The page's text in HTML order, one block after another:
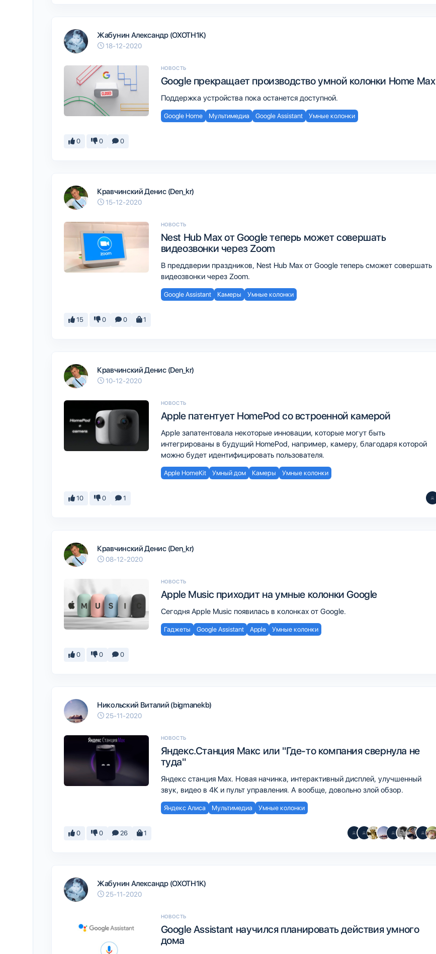
Жабунин Александр (OXOTH1K)
18-12-2020
НОВОСТЬ
Google прекращает производство умной колонки Home Max
Поддержка устройства пока останется доступной.
Google Home Мультимедиа Google Assistant Умные колонки
0 0 0
Кравчинский Денис (Den_kr)
15-12-2020
НОВОСТЬ
Nest Hub Max от Google теперь может совершать
видеозвонки через Zoom
В преддверии праздников, Nest Hub Max от Google теперь сможет совершать
видеозвонки через Zoom.
Google Assistant Камеры Умные колонки
15 0 0 1
Кравчинский Денис (Den_kr)
10-12-2020
НОВОСТЬ
Apple патентует HomePod со встроенной камерой
Apple запатентовала некоторые инновации, которые могут быть
интегрированы в будущий HomePod, например, камеру, благодаря которой
можно будет идентифицировать пользователя.
Apple HomeKit Умный дом Камеры Умные колонки
10 0 1
Кравчинский Денис (Den_kr)
08-12-2020
НОВОСТЬ
Apple Music приходит на умные колонки Google
Сегодня Apple Music появилась в колонках от Google.
Гаджеты Google Assistant Apple Умные колонки
0 0 0
Никольский Виталий (bigmanekb)
25-11-2020
НОВОСТЬ
Яндекс.Станция Макс или "Где-то компания свернула не
туда"
Яндекс станция Max. Новая начинка, интерактивный дисплей, улучшенный
звук, видео в 4К и пульт управления. А вообще, довольно злой обзор.
Яндекс Алиса Мультимедиа Умные колонки
0 0 26 1
Жабунин Александр (OXOTH1K)
25-11-2020
НОВОСТЬ
Google Assistant научился планировать действия умного
дома